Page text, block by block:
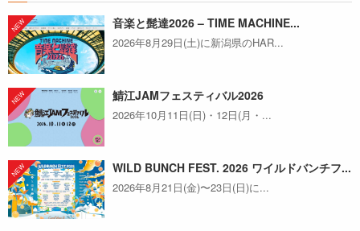
音楽と髭達2026 – TIME MACHINE...
2026年8月29日(土)に新潟県のHAR...
鯖江JAMフェスティバル2026
2026年10月11日(日)・12日(月・...
WILD BUNCH FEST. 2026 ワイルドバンチフ...
2026年8月21日(金)〜23日(日)に...